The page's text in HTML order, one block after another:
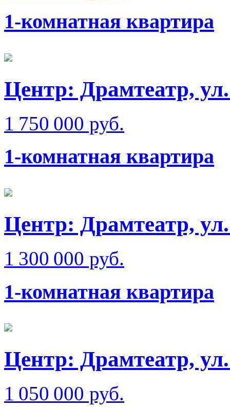
1-комнатная квартира
Центр: Драмтеатр,
1 750 000 руб.
1-комнатная квартира
Центр: Драмтеатр,
1 300 000 руб.
1-комнатная квартира
Центр: Драмтеатр,
1 050 000 руб.